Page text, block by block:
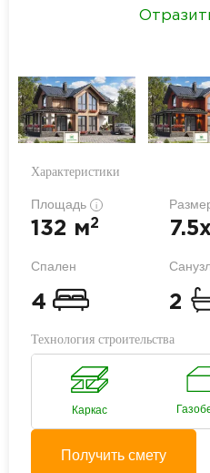
Характеристики
Площадь i
132 м2
Спален
4 2
Технология строительства
Каркас
Получить смету